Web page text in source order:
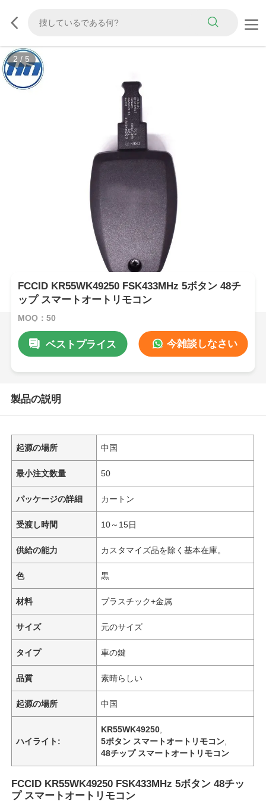
2 / 5
FCCID KR55WK49250 FSK433MHz 5ボタン 48チ
ップ スマートオートリモコン
MOQ：50
ベストプライス 今雑談しなさい
製品の説明
起源の場所 中国
最小注文数量 50
パッケージの詳細 カートン
受渡し時間 10～15日
供給の能力 カスタマイズ品を除く基本在庫。
色 黒
材料 プラスチック+金属
サイズ 元のサイズ
タイプ 車の鍵
品質 素晴らしい
起源の場所 中国
ハイライト:
KR55WK49250
5ボタン スマートオートリモコン
48チップ スマートオートリモコン
FCCID KR55WK49250 FSK433MHz 5ボタン 48チッ
プ スマートオートリモコン